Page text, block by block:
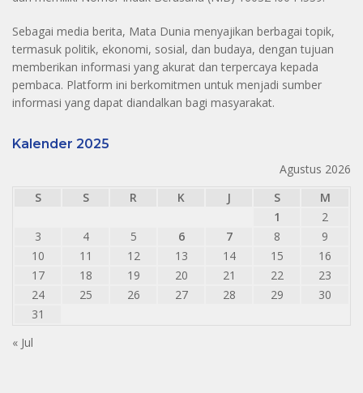
Sebagai media berita, Mata Dunia menyajikan berbagai topik,
termasuk politik, ekonomi, sosial, dan budaya, dengan tujuan
memberikan informasi yang akurat dan terpercaya kepada
pembaca. Platform ini berkomitmen untuk menjadi sumber
informasi yang dapat diandalkan bagi masyarakat.
Kalender 2025
Agustus 2026
S
S R K J S
M
1
2
3
4 5 6 7 8
9
10
11 12 13 14 15
16
17
18 19 20 21 22
23
24
25 26 27 28 29
30
31
« Jul